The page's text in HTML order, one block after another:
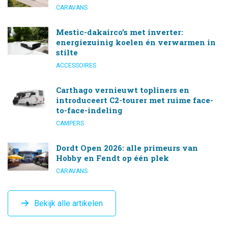
CARAVANS
Mestic-dakairco’s met inverter:
energiezuinig koelen én verwarmen in
stilte
ACCESSOIRES
Carthago vernieuwt topliners en
introduceert C2-tourer met ruime face-
to-face-indeling
CAMPERS
Dordt Open 2026: alle primeurs van
Hobby en Fendt op één plek
CARAVANS
Bekijk alle artikelen